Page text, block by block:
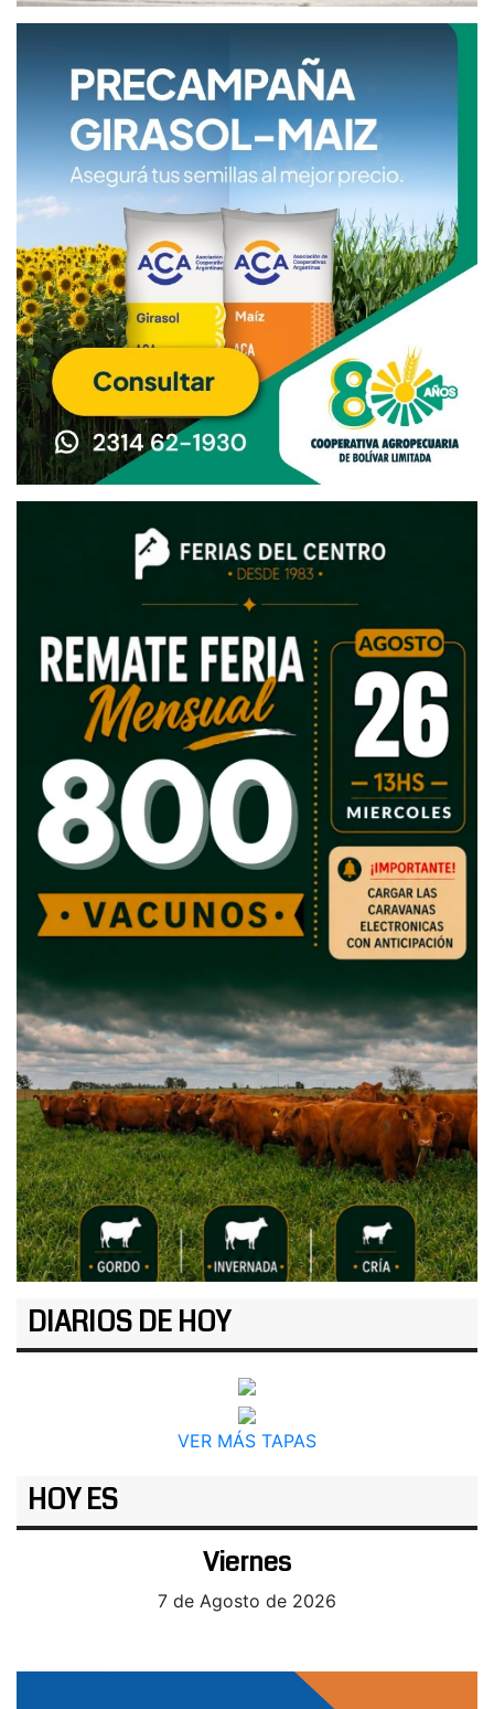
DIARIOS DE HOY
VER MÁS TAPAS
HOY ES
Viernes
7 de Agosto de 2026